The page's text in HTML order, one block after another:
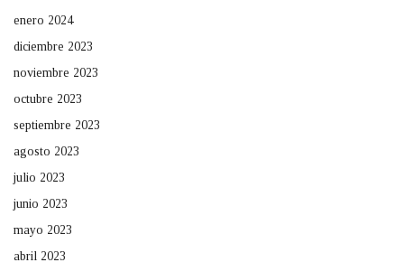
enero 2024
diciembre 2023
noviembre 2023
octubre 2023
septiembre 2023
agosto 2023
julio 2023
junio 2023
mayo 2023
abril 2023